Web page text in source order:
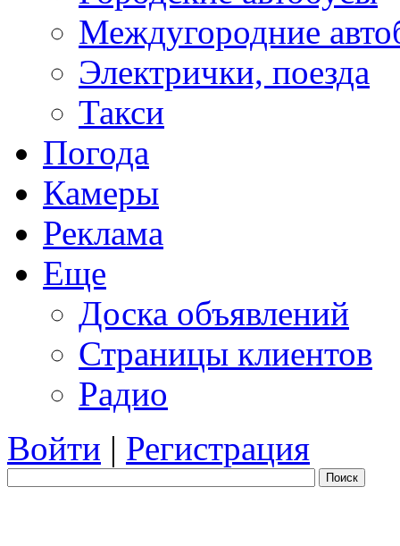
Междугородние
Электрички, поезда
Такси
Погода
Камеры
Реклама
Еще
Доска объявлений
Страницы клиентов
Радио
Войти | Регистрация
Поиск